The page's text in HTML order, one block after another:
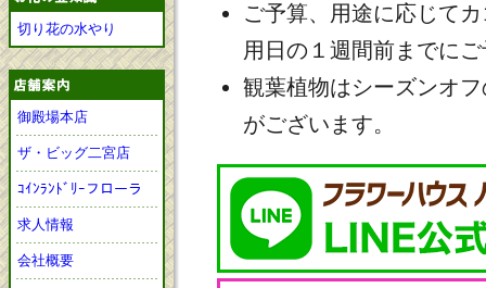
切り花の水やり
御殿場本店
ザ・ビッグ二宮店
ｺｲﾝﾗﾝﾄﾞﾘｰフローラ
求人情報
会社概要
ご予算、用途に応じて
用日の１週間前までに
観葉植物はシーズンオ
がございます。